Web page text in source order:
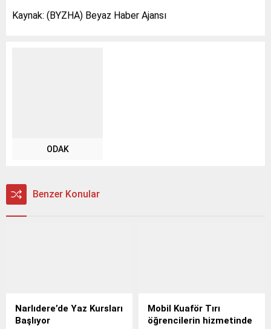
Kaynak: (BYZHA) Beyaz Haber Ajansı
ODAK
Benzer Konular
Narlıdere’de Yaz Kursları
Başlıyor
Mobil Kuaför Tırı
öğrencilerin hizmetinde